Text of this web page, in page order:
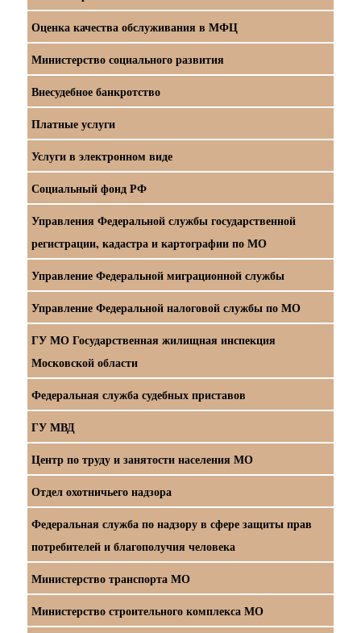
Оценка качества обслуживания в МФЦ
Министерство социального развития
Внесудебное банкротство
Платные услуги
Услуги в электронном виде
Социальный фонд РФ
Управления Федеральной службы государственной
регистрации, кадастра и картографии по МО
Управление Федеральной миграционной службы
Управление Федеральной налоговой службы по МО
ГУ МО Государственная жилищная инспекция
Московской области
Федеральная служба судебных приставов
ГУ МВД
Центр по труду и занятости населения МО
Отдел охотничьего надзора
Федеральная служба по надзору в сфере защиты прав
потребителей и благополучия человека
Министерство транспорта МО
Министерство строительного комплекса МО